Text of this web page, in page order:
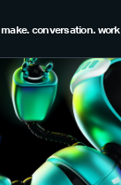
make. conversation. work